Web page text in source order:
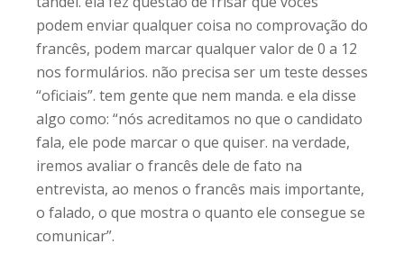
podem enviar qualquer coisa no comprovação do
francês, podem marcar qualquer valor de 0 a 12
nos formulários. não precisa ser um teste desses
“oficiais”. tem gente que nem manda. e ela disse
algo como: “nós acreditamos no que o candidato
fala, ele pode marcar o que quiser. na verdade,
iremos avaliar o francês dele de fato na
entrevista, ao menos o francês mais importante,
o falado, o que mostra o quanto ele consegue se
comunicar”.